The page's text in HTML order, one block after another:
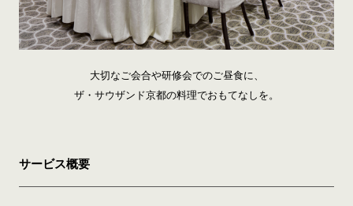
大切なご会合や研修会でのご昼食に、
ザ・サウザンド京都の料理でおもてなしを。
サービス概要